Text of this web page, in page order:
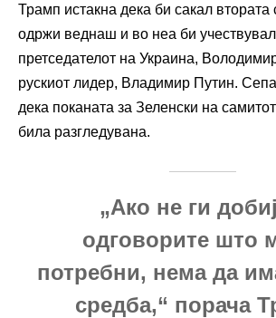
Трамп истакна дека би сакал втората
одржи веднаш и во неа би
претседателот на Украина,
рускиот лидер, Владимир Путин.
дека поканата за Зеленски на
била разгледувана.
„Ако не ги
одговорите што
потребни, нема да
средба,“ порача